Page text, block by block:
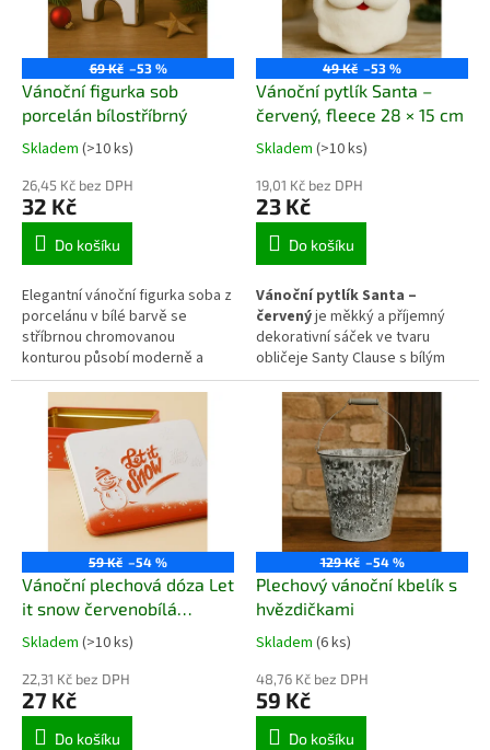
nebo komodu.
dekorace.
69 Kč –53 %
Vánoční figurka sob
porcelán bílostříbrný
Skladem (>10 ks)
26,45 Kč bez DPH
32 Kč
Do košíku
Elegantní vánoční figurka soba z
porcelánu v bílé barvě se
stříbrnou chromovanou
konturou působí moderně a
čistě. Díky decentnímu lesku ladí
svátečním stylem. Vynikne na
komodě, stole nebo parapetu –
samostatně i v kombinaci s
dalšími porcelánovými
ozdobami. Je ideálním
doplňkem pro klidnou,
harmonickou zimní atmosféru.
49 Kč –53 %
Vánoční pytlík Santa –
červený, fleece 28 × 15 cm
Skladem (>10 ks)
19,01 Kč bez DPH
23 Kč
Do košíku
Vánoční pytlík Santa –
červenýje měkký a příjemný
dekorativní sáček ve tvaru
obličeje Santy Clause s bílým
plnovousem a červenou čapkou.
Díky fleecovému materiálu je
lehký, hebký a ideální na drobné
dárky, sladkosti nebo malé
pozornosti. Zelená stužka
umožňuje snadné stažení a
pytlík tak drží svůj tvar i obsah.
59 Kč –54 %
Vánoční plechová dóza Let
it snow červenobílá
obdélník
Skladem (>10 ks)
22,31 Kč bez DPH
27 Kč
Do košíku
129 Kč –54 %
Plechový vánoční kbelík s
hvězdičkami
Skladem (6 ks)
48,76 Kč bez DPH
59 Kč
Do košíku